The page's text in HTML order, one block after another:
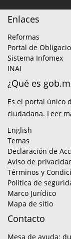
Enlaces
Reformas
Portal de
Sistema Infomex
INAI
¿Qué es
Es el portal único
ciudadana. Leer
English
Temas
Declaración de
Aviso de
Términos y
Política de
Marco Jurídico
Mapa de sitio
Contacto
Mesa de ayuda: